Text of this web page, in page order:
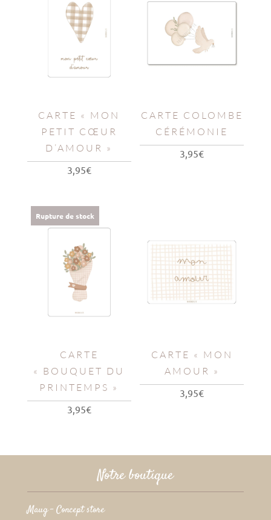
CARTE « MON
PETIT CŒUR
D’AMOUR »
3,95€
CARTE COLOMBE
CÉRÉMONIE
3,95€
Rupture de stock
CARTE
« BOUQUET DU
PRINTEMPS »
3,95€
CARTE « MON
AMOUR »
3,95€
Notre boutique
Maug – Concept store